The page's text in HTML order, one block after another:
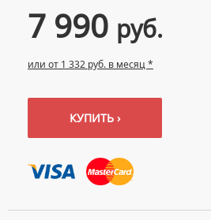
7 990 руб.
или от 1 332 руб. в месяц *
КУПИТЬ ›